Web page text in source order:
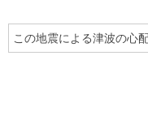
この地震による津波の心